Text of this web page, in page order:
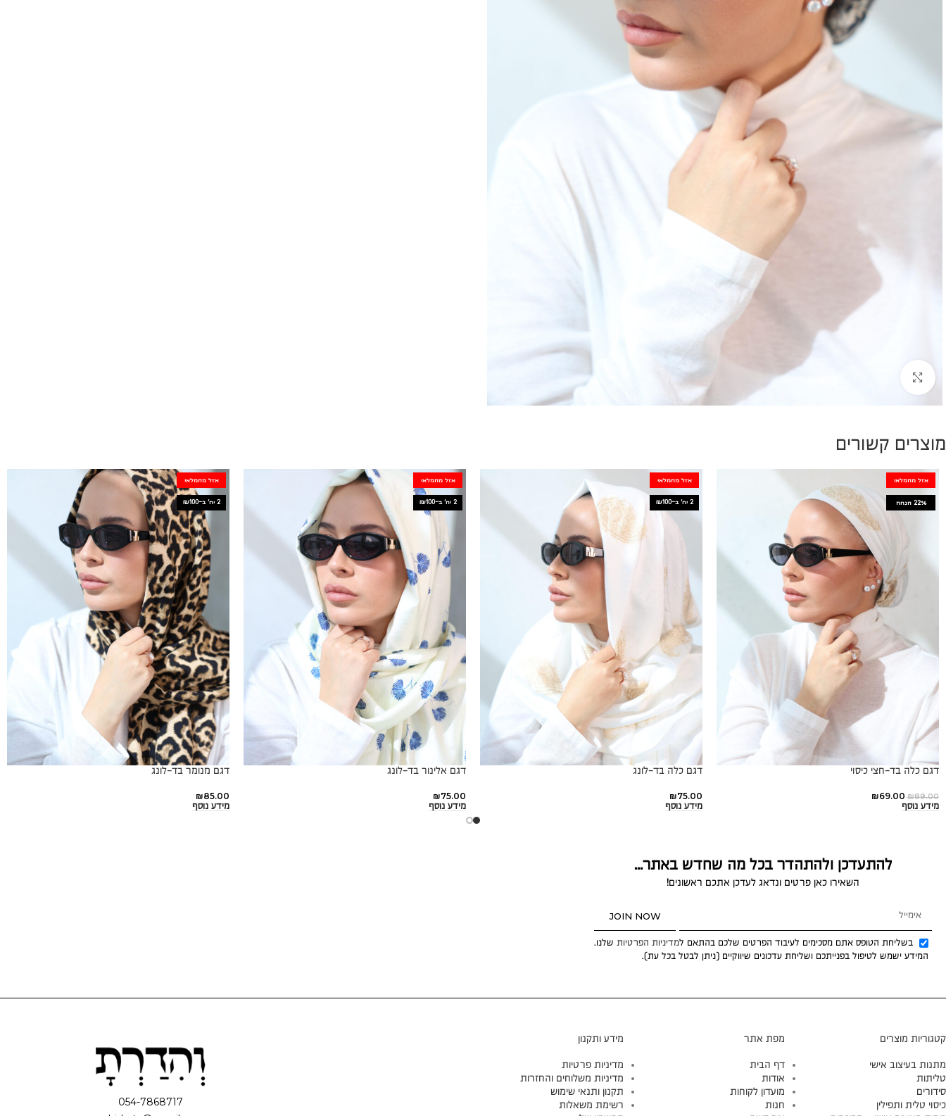
מוצרים קשורים
אזל מהמלאי
22% הנחה
דגם כלה בד-חצי כיסוי
₪89.00
₪69.00
מידע נוסף
אזל מהמלאי
2 יח׳ ב-₪100
דגם כלה בד-לונג
₪75.00
מידע נוסף
אזל מהמלאי
2 יח׳ ב-₪100
דגם אלינור בד-לונג
₪75.00
מידע נוסף
אזל מהמלאי
2 יח׳ ב-₪100
דגם מנומר בד-לונג
₪85.00
מידע נוסף
להתעדכן ולהתהדר בכל מה שחדש באתר...
השאירו כאן פרטים ונדאג לעדכן אתכם ראשונים!
בשליחת הטופס אתם מסכימים לעיבוד הפרטים שלכם בהתאם למדיניות הפרטיות שלנו.
המידע ישמש לטיפול בפנייתכם ושליחת עדכונים שיווקיים (ניתן לבטל בכל עת).
JOIN NOW
קטגוריות מוצרים
מתנות בעיצוב אישי
טליתות
סידורים
כיסוי טלית ותפילין
מפת אתר
דף הבית
אודות
מועדון לקוחות
חנות
מידע ותקנון
מדיניות פרטיות
מדיניות משלוחים והחזרות
תקנון ותנאי שימוש
רשימת משאלות
054-7868717